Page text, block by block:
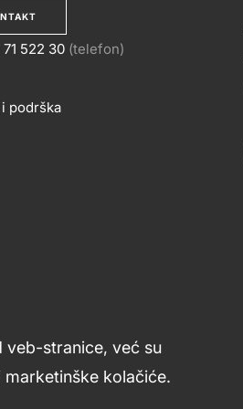
veb-stranice, već su
kolačiće.
71 522 30 (telefon)
podrška